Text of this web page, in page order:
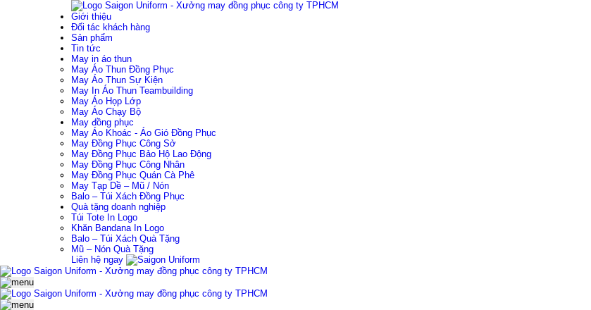
Giới thiệu
Đối tác khách hàng
Sản phẩm
Tin tức
May in áo thun
May Áo Thun Đồng Phục
May Áo Thun Sự Kiện
May In Áo Thun Teambuilding
May Áo Họp Lớp
May Áo Chạy Bộ
May đồng phục
May Áo Khoác - Áo Gió Đồng Phục
May Đồng Phục Công Sở
May Đồng Phục Bảo Hộ Lao Động
May Đồng Phục Công Nhân
May Đồng Phục Quán Cà Phê
May Tạp Dề – Mũ / Nón
Balo – Túi Xách Đồng Phục
Quà tặng doanh nghiệp
Túi Tote In Logo
Khăn Bandana In Logo
Balo – Túi Xách Quà Tặng
Mũ – Nón Quà Tặng
Liên hệ ngay